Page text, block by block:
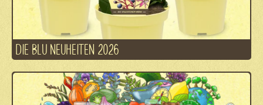
DIE BLU NEUHEITEN 2026